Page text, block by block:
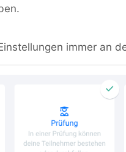
immer an